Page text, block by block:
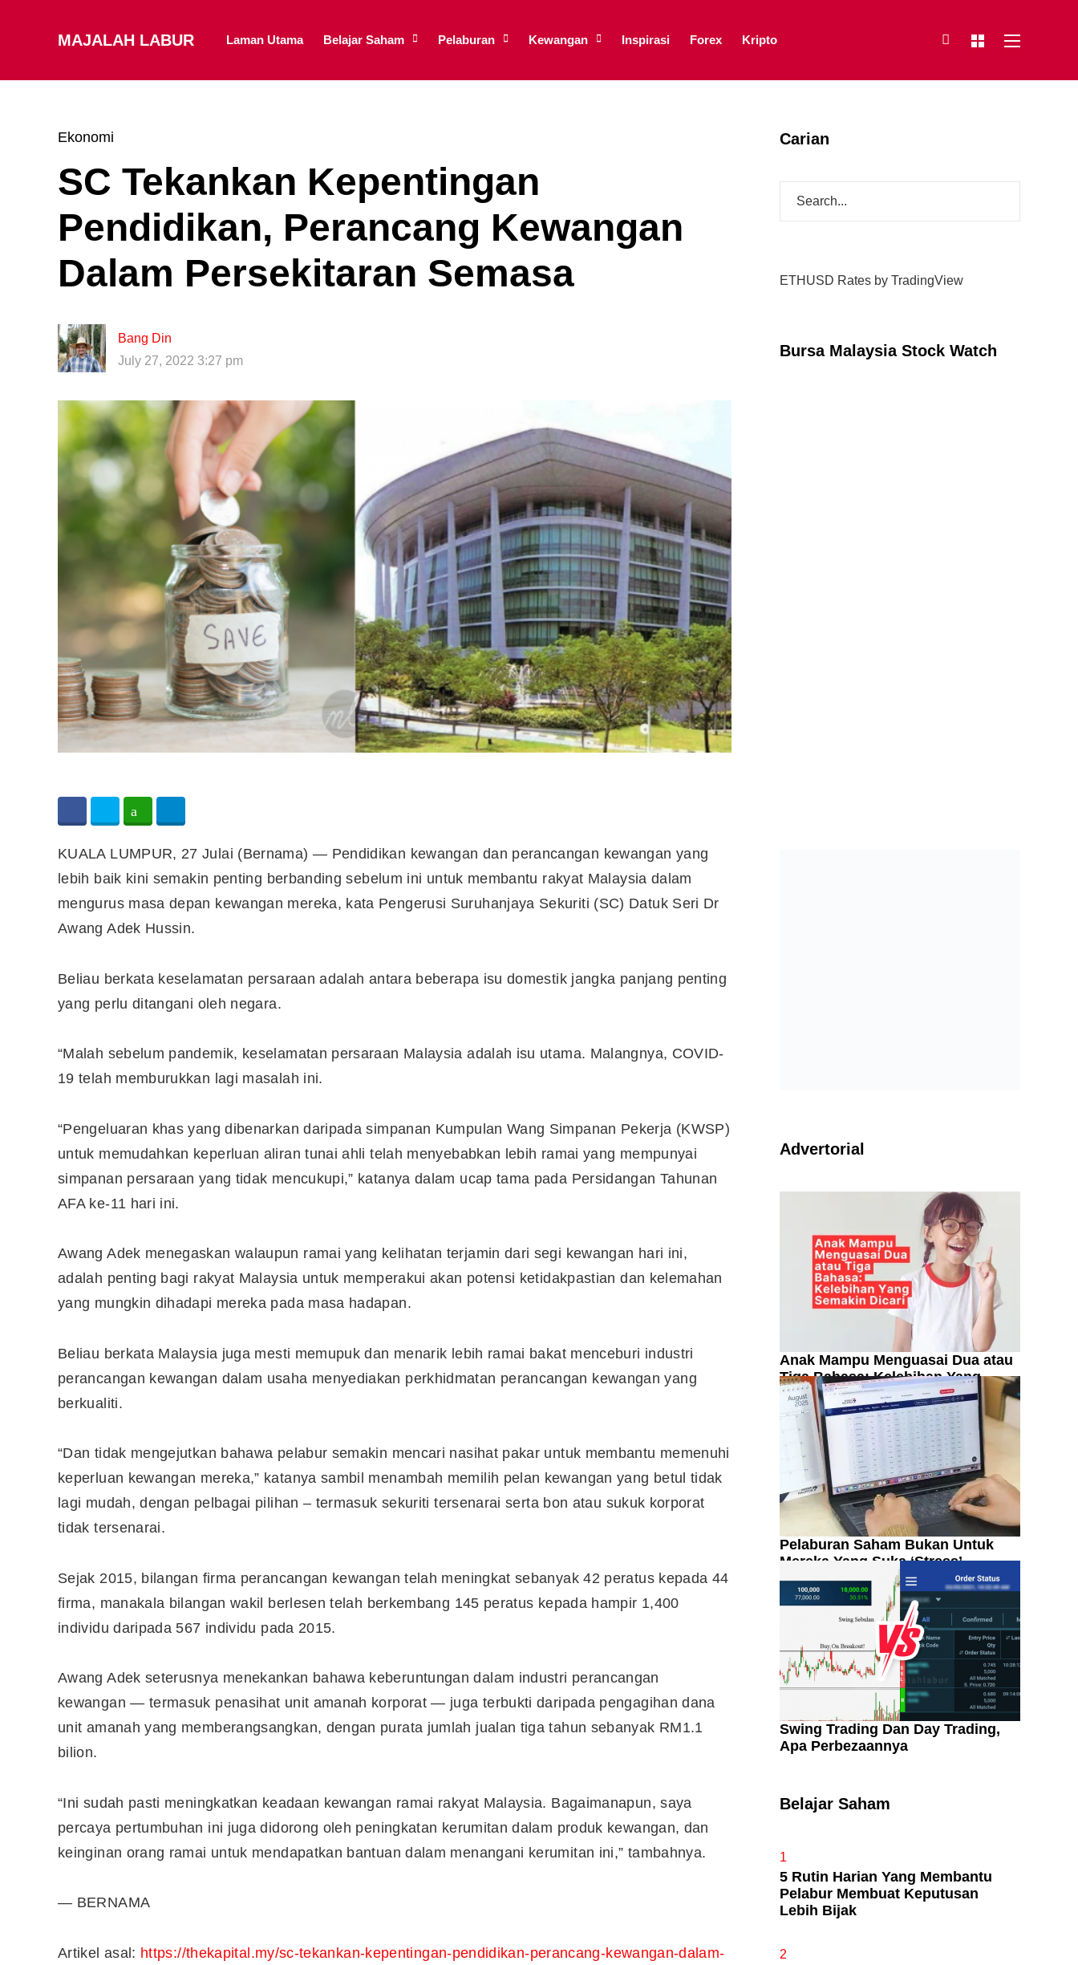
MAJALAH LABUR Laman Utama Belajar Saham Pelaburan Kewangan Inspirasi Forex Kripto
Ekonomi
SC Tekankan Kepentingan
Pendidikan, Perancang Kewangan
Dalam Persekitaran Semasa
Bang Din
July 27, 2022 3:27 pm
KUALA LUMPUR, 27 Julai (Bernama) — Pendidikan kewangan dan perancangan kewangan yang
lebih baik kini semakin penting berbanding sebelum ini untuk membantu rakyat Malaysia dalam
mengurus masa depan kewangan mereka, kata Pengerusi Suruhanjaya Sekuriti (SC) Datuk Seri Dr
Awang Adek Hussin.
Beliau berkata keselamatan persaraan adalah antara beberapa isu domestik jangka panjang penting
yang perlu ditangani oleh negara.
“Malah sebelum pandemik, keselamatan persaraan Malaysia adalah isu utama. Malangnya, COVID-
19 telah memburukkan lagi masalah ini.
“Pengeluaran khas yang dibenarkan daripada simpanan Kumpulan Wang Simpanan Pekerja (KWSP)
untuk memudahkan keperluan aliran tunai ahli telah menyebabkan lebih ramai yang mempunyai
simpanan persaraan yang tidak mencukupi,” katanya dalam ucap tama pada Persidangan Tahunan
AFA ke-11 hari ini.
Awang Adek menegaskan walaupun ramai yang kelihatan terjamin dari segi kewangan hari ini,
adalah penting bagi rakyat Malaysia untuk memperakui akan potensi ketidakpastian dan kelemahan
yang mungkin dihadapi mereka pada masa hadapan.
Beliau berkata Malaysia juga mesti memupuk dan menarik lebih ramai bakat menceburi industri
perancangan kewangan dalam usaha menyediakan perkhidmatan perancangan kewangan yang
berkualiti.
“Dan tidak mengejutkan bahawa pelabur semakin mencari nasihat pakar untuk membantu memenuhi
keperluan kewangan mereka,” katanya sambil menambah memilih pelan kewangan yang betul tidak
lagi mudah, dengan pelbagai pilihan – termasuk sekuriti tersenarai serta bon atau sukuk korporat
tidak tersenarai.
Sejak 2015, bilangan firma perancangan kewangan telah meningkat sebanyak 42 peratus kepada 44
firma, manakala bilangan wakil berlesen telah berkembang 145 peratus kepada hampir 1,400
individu daripada 567 individu pada 2015.
Awang Adek seterusnya menekankan bahawa keberuntungan dalam industri perancangan
kewangan — termasuk penasihat unit amanah korporat — juga terbukti daripada pengagihan dana
unit amanah yang memberangsangkan, dengan purata jumlah jualan tiga tahun sebanyak RM1.1
bilion.
“Ini sudah pasti meningkatkan keadaan kewangan ramai rakyat Malaysia. Bagaimanapun, saya
percaya pertumbuhan ini juga didorong oleh peningkatan kerumitan dalam produk kewangan, dan
keinginan orang ramai untuk mendapatkan bantuan dalam menangani kerumitan ini,” tambahnya.
— BERNAMA
Artikel asal: https://thekapital.my/sc-tekankan-kepentingan-pendidikan-perancang-kewangan-dalam-
Carian
ETHUSD Rates by TradingView
Bursa Malaysia Stock Watch
Advertorial
Anak Mampu Menguasai Dua atau
Tiga Bahasa: Kelebihan Yang
Semakin Dicari
Pelaburan Saham Bukan Untuk
Mereka Yang Suka ‘Stress’
Swing Trading Dan Day Trading,
Apa Perbezaannya
Belajar Saham
1
5 Rutin Harian Yang Membantu
Pelabur Membuat Keputusan
Lebih Bijak
2
Editor Picks
Kenali Franchisee Disebalik
10 Aplikasi Perlu Ada Dalam
Syarikat Yang Beri Dividen
Yang Selalu Sifu Saham Sebut
Tu?